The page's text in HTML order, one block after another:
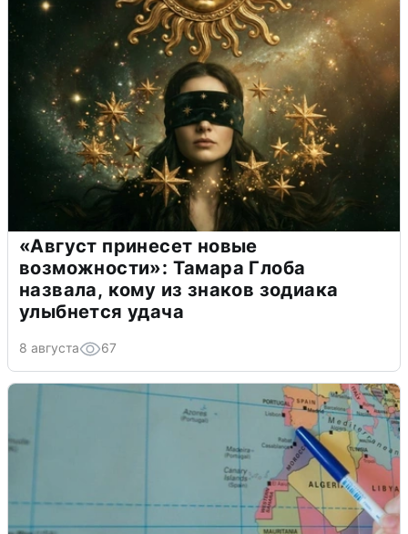
«Август принесет новые
возможности»: Тамара Глоба
назвала, кому из знаков зодиака
улыбнется удача
8 августа 67